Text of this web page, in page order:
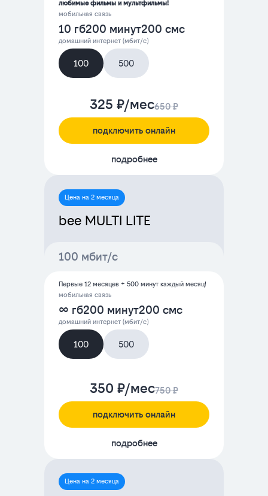
любимые фильмы и мультфильмы!
мобильная связь
10 гб200 минут200 смс
домашний интернет (мбит/с)
100 500
325 ₽/мес650 ₽
подключить онлайн
подробнее
Цена на 2 месяца
bee MULTI LITE
100 мбит/с
Первые 12 месяцев + 500 минут каждый месяц!
мобильная связь
∞ гб200 минут200 смс
домашний интернет (мбит/с)
100 500
350 ₽/мес750 ₽
подключить онлайн
подробнее
Цена на 2 месяца